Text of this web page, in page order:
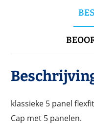
klassieke 5 panel
Cap met 5 panelen.